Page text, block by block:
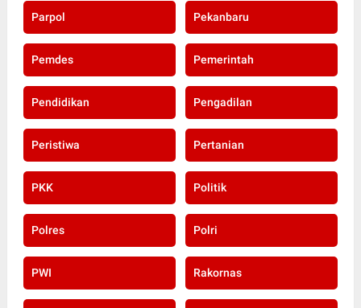
Parpol Pekanbaru
Pemdes Pemerintah
Pendidikan Pengadilan
Peristiwa Pertanian
PKK Politik
Polres Polri
PWI Rakornas